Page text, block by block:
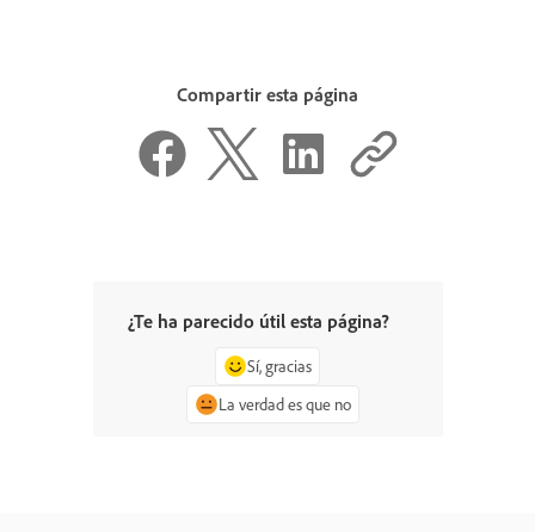
Compartir esta página
¿Te ha parecido útil esta página?
Sí, gracias
La verdad es que no